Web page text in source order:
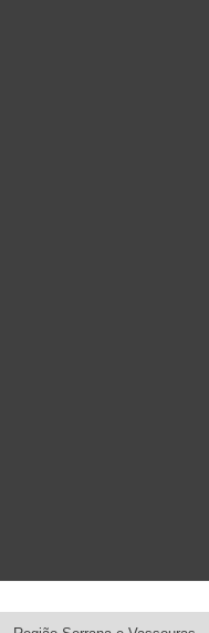
dicas, inspirações e